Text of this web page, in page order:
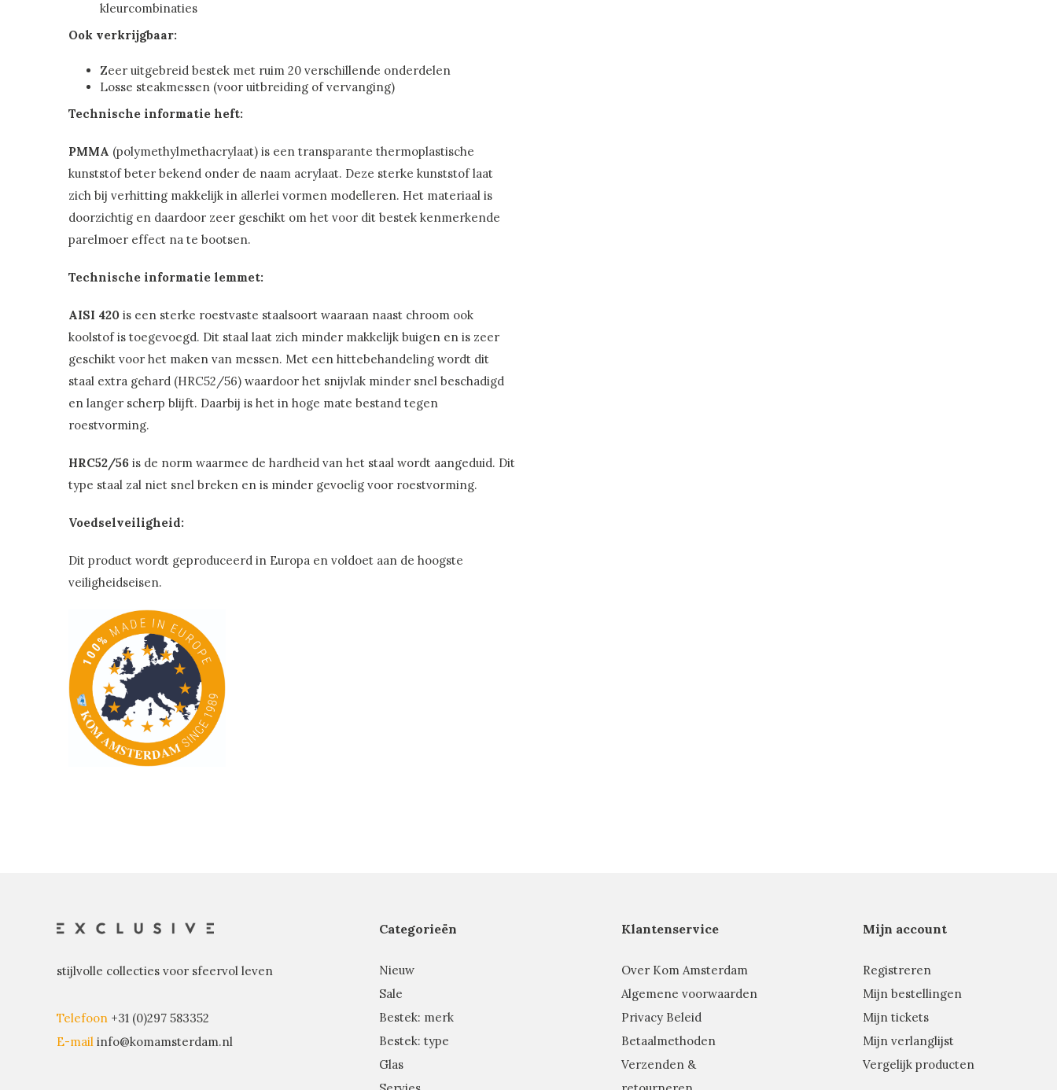
kleurcombinaties
Ook verkrijgbaar:
Zeer uitgebreid bestek met ruim 20 verschillende onderdelen
Losse steakmessen (voor uitbreiding of vervanging)
Technische informatie heft:
PMMA (polymethylmethacrylaat) is een transparante thermoplastische
kunststof beter bekend onder de naam acrylaat. Deze sterke kunststof laat
zich bij verhitting makkelijk in allerlei vormen modelleren. Het materiaal is
doorzichtig en daardoor zeer geschikt om het voor dit bestek kenmerkende
parelmoer effect na te bootsen.
Technische informatie lemmet:
AISI 420 is een sterke roestvaste staalsoort waaraan naast chroom ook
koolstof is toegevoegd. Dit staal laat zich minder makkelijk buigen en is zeer
geschikt voor het maken van messen. Met een hittebehandeling wordt dit
staal extra gehard (HRC52/56) waardoor het snijvlak minder snel beschadigd
en langer scherp blijft. Daarbij is het in hoge mate bestand tegen
roestvorming.
HRC52/56 is de norm waarmee de hardheid van het staal wordt aangeduid. Dit
type staal zal niet snel breken en is minder gevoelig voor roestvorming.
Voedselveiligheid:
Dit product wordt geproduceerd in Europa en voldoet aan de hoogste
veiligheidseisen.
stijlvolle collecties voor sfeervol leven
Telefoon +31 (0)297 583352
E-mail info@komamsterdam.nl
Categorieën
Nieuw
Sale
Bestek: merk
Bestek: type
Glas
Klantenservice
Over Kom Amsterdam
Algemene voorwaarden
Privacy Beleid
Betaalmethoden
Verzenden &
Mijn account
Registreren
Mijn bestellingen
Mijn tickets
Mijn verlanglijst
Vergelijk producten